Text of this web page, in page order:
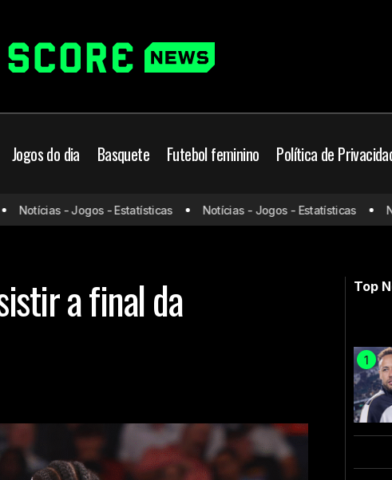
Jogos do dia Basquete Futebol feminino Política de
x Pacers: onde assistir a final da NBA e horário
Notícias - Jogos - Estatísticas Notícias - Jogos - Estatísticas
a final da
Top